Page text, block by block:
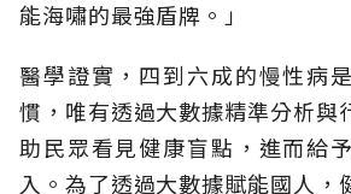
能海嘯的最強盾牌。」
醫學證實，四到六成的慢性病
慣，唯有透過大數據精準分析與
助民眾看見健康盲點，進而給
入。為了透過大數據賦能國人，